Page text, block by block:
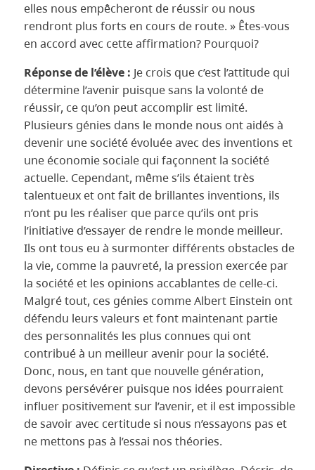
elles nous empêcheront de réussir ou nous
rendront plus forts en cours de route. » Êtes-vous
en accord avec cette affirmation? Pourquoi?
Réponse de l’élève : Je crois que c’est l’attitude qui
détermine l’avenir puisque sans la volonté de
réussir, ce qu’on peut accomplir est limité.
Plusieurs génies dans le monde nous ont aidés à
devenir une société évoluée avec des inventions et
une économie sociale qui façonnent la société
actuelle. Cependant, même s’ils étaient très
talentueux et ont fait de brillantes inventions, ils
n’ont pu les réaliser que parce qu’ils ont pris
l’initiative d’essayer de rendre le monde meilleur.
Ils ont tous eu à surmonter différents obstacles de
la vie, comme la pauvreté, la pression exercée par
la société et les opinions accablantes de celle-ci.
Malgré tout, ces génies comme Albert Einstein ont
défendu leurs valeurs et font maintenant partie
des personnalités les plus connues qui ont
contribué à un meilleur avenir pour la société.
Donc, nous, en tant que nouvelle génération,
devons persévérer puisque nos idées pourraient
influer positivement sur l’avenir, et il est impossible
de savoir avec certitude si nous n’essayons pas et
ne mettons pas à l’essai nos théories.